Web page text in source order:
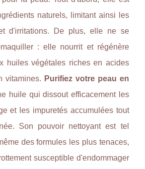
naturels, limitant ainsi les
d'irritations. De plus, elle ne se
: elle nourrit et régénère
huiles végétales riches en acides
vitamines. Purifiez votre peau en
huile qui dissout efficacement les
et les impuretés accumulées tout
Son pouvoir nettoyant est tel
des formules les plus tenaces,
susceptible d'endommager